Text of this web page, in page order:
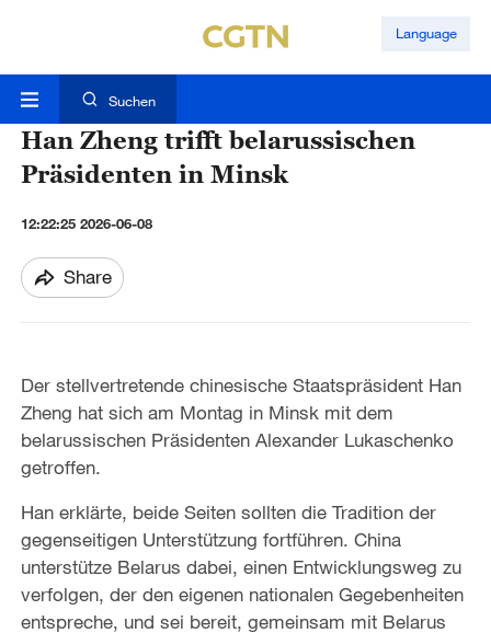
Language
Suchen
Han Zheng trifft belarussischen
Präsidenten in Minsk
12:22:25 2026-06-08
Share
Der stellvertretende chinesische Staatspräsident Han
Zheng hat sich am Montag in Minsk mit dem
belarussischen Präsidenten Alexander Lukaschenko
getroffen.
Han erklärte, beide Seiten sollten die Tradition der
gegenseitigen Unterstützung fortführen. China
unterstütze Belarus dabei, einen Entwicklungsweg zu
verfolgen, der den eigenen nationalen Gegebenheiten
entspreche, und sei bereit, gemeinsam mit Belarus